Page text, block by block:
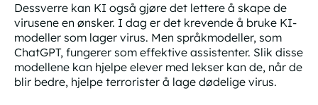
Dessverre kan KI også gjøre det lettere å skape de
virusene en ønsker. I dag er det krevende å bruke KI-
modeller som lager virus. Men språkmodeller, som
ChatGPT, fungerer som effektive assistenter. Slik disse
modellene kan hjelpe elever med lekser kan de, når de
blir bedre, hjelpe terrorister å lage dødelige virus.